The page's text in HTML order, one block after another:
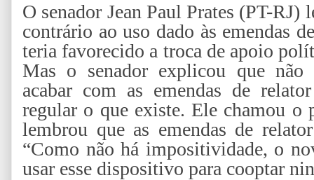
O senador Jean Paul Prates (PT-
contrário ao uso dado às emendas
teria favorecido a troca de apoio
Mas o senador explicou que não
acabar com as emendas de
regular o que existe. Ele chamou o
lembrou que as emendas de
“Como não há impositividade, o
usar esse dispositivo para cooptar